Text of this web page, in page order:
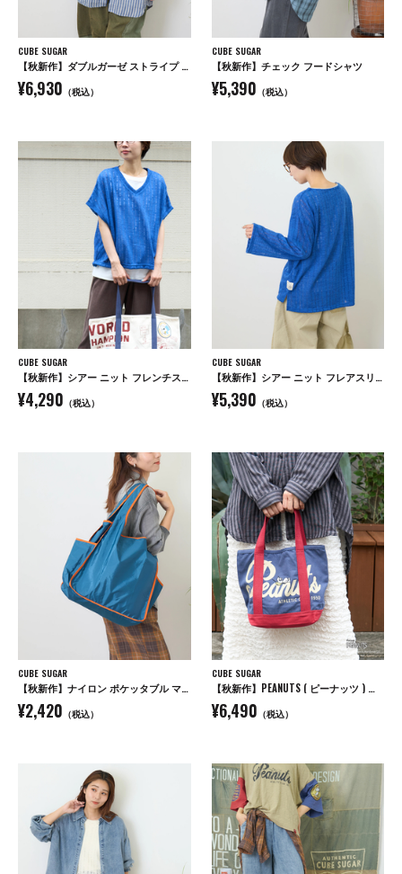
CUBE SUGAR
【秋新作】ダブルガーゼ ストライプ ビッグシャツ
¥6,930 （税込）
CUBE SUGAR
【秋新作】チェック フードシャツ
¥5,390 （税込）
CUBE SUGAR
【秋新作】シアー ニット フレンチスリーブ プルオーバー
¥4,290 （税込）
CUBE SUGAR
【秋新作】シアー ニット フレアスリーブ プルオーバー
¥5,390 （税込）
CUBE SUGAR
【秋新作】ナイロン ポケッタブル マルシェ バッグ
¥2,420 （税込）
CUBE SUGAR
【秋新作】PEANUTS ( ピーナッツ ) キャンバス トートバッグ
¥6,490 （税込）